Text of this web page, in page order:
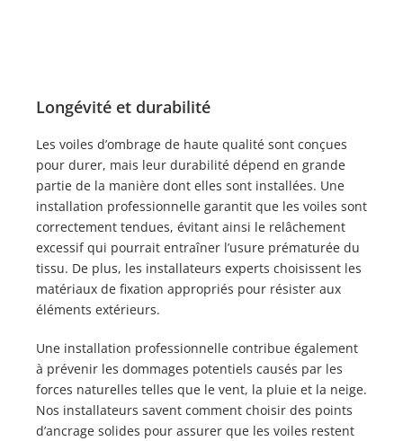
Longévité et durabilité
Les voiles d’ombrage de haute qualité sont conçues
pour durer, mais leur durabilité dépend en grande
partie de la manière dont elles sont installées. Une
installation professionnelle garantit que les voiles sont
correctement tendues, évitant ainsi le relâchement
excessif qui pourrait entraîner l’usure prématurée du
tissu. De plus, les installateurs experts choisissent les
matériaux de fixation appropriés pour résister aux
éléments extérieurs.
Une installation professionnelle contribue également
à prévenir les dommages potentiels causés par les
forces naturelles telles que le vent, la pluie et la neige.
Nos installateurs savent comment choisir des points
d’ancrage solides pour assurer que les voiles restent